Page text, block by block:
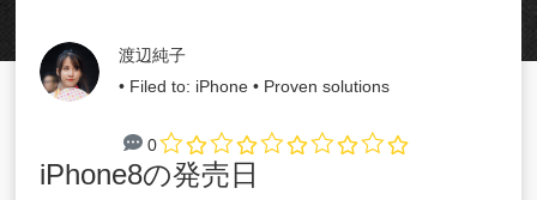
渡辺純子
• Filed to: iPhone • Proven solutions
0
iPhone8の発売日